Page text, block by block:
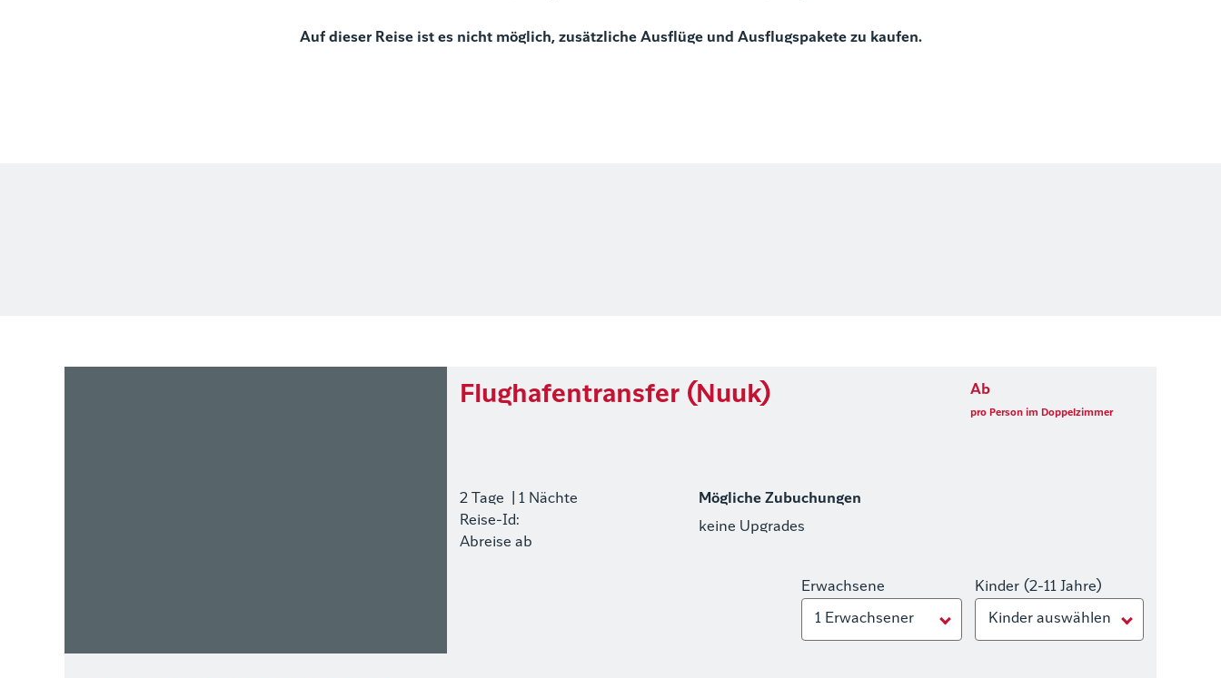
Auf dieser Reise ist es nicht möglich, zusätzliche Ausflüge und Ausflugspakete zu kaufen.
Flughafentransfer (Nuuk) Ab
pro Person im Doppelzimmer
2 Tage
| 1 Nächte
Reise-Id:
Abreise ab
Mögliche Zubuchungen
keine Upgrades
Erwachsene
1 Erwachsener
Kinder (2-11 Jahre)
Kinder auswählen